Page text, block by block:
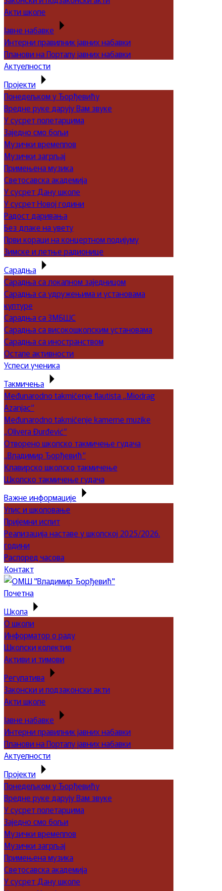
Акти школе
Јавне набавке
Интерни правилник јавних набавки
Планови на Порталу јавних набавки
Актуелности
Пројекти
Понедељком у Ђорђевићу
Вредне руке дарују Вам звуке
У сусрет полетарцима
Заједно смо бољи
Музички времеплов
Музички загрљај
Примењена музика
Светосавска академија
У сусрет Дану школе
У сусрет Новој години
Радост даривања
Без длаке на увету
Први кораци на концертном подијуму
Зимске и летње радионице
Сарадња
Сарадња са локалном заједницом
Сарадња са удружењима и установама
културе
Сарадња са ЗМБШС
Сарадња са високошколским установама
Сарадња са иностранством
Остале активности
Успеси ученика
Такмичења
Međunarodno takmičenje flautista „Miodrag
Azanjac“
Međunarodno takmičenje kamerne muzike
„Olivera Đurđević“
Отворено школско такмичење гудача
„Владимир Ђорђевић“
Клавирско школско такмичење
Школско такмичење гудача
Важне информације
Упис и школовање
Пријемни испит
Реализација наставе у школској 2025/2026.
години
Распоред часова
Контакт
Почетна
Школа
О школи
Информатор о раду
Школски колектив
Активи и тимови
Регулатива
Законски и подзаконски акти
Акти школе
Јавне набавке
Интерни правилник јавних набавки
Планови на Порталу јавних набавки
Актуелности
Пројекти
Понедељком у Ђорђевићу
Вредне руке дарују Вам звуке
У сусрет полетарцима
Заједно смо бољи
Музички времеплов
Музички загрљај
Примењена музика
Светосавска академија
У сусрет Дану школе